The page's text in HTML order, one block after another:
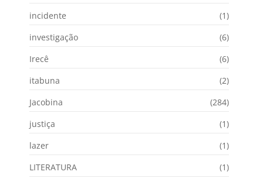
incidente
(1)
investigação
(6)
Irecê
(6)
itabuna
(2)
Jacobina
(284)
justiça
(1)
lazer
(1)
LITERATURA
(1)